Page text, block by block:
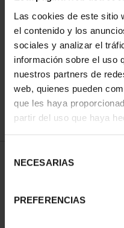
Las cookies de este sitio
el contenido y los
sociales y analizar el
información sobre el uso
nuestros partners de
web, quienes pueden
que les haya
partir del uso que haya
NECESARIAS
PREFERENCIAS
ORDENAR POR:
1 Productos encontrados